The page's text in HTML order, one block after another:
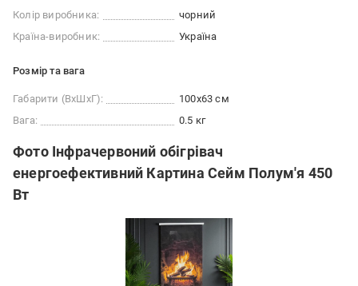
Колір виробника:
чорний
Країна-виробник:
Україна
Розмір та вага
Габарити (ВxШxГ):
100х63 см
Вага:
0.5 кг
Фото Інфрачервоний обігрівач
енергоефективний Картина Сейм Полум'я 450
Вт